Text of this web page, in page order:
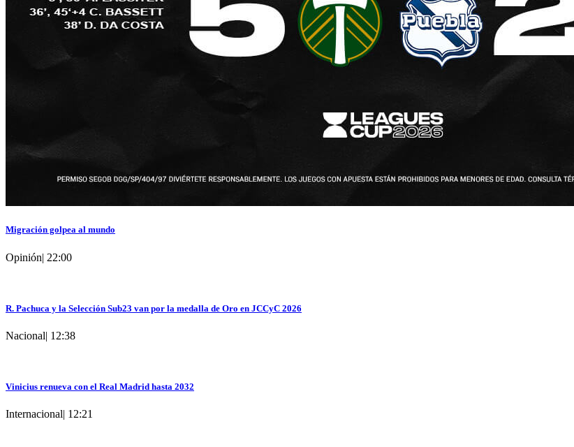
Migración golpea al mundo
Opinión| 22:00
R. Pachuca y la Selección Sub23 van por la medalla de Oro en JCCyC 2026
Nacional| 12:38
Vinicius renueva con el Real Madrid hasta 2032
Internacional| 12:21